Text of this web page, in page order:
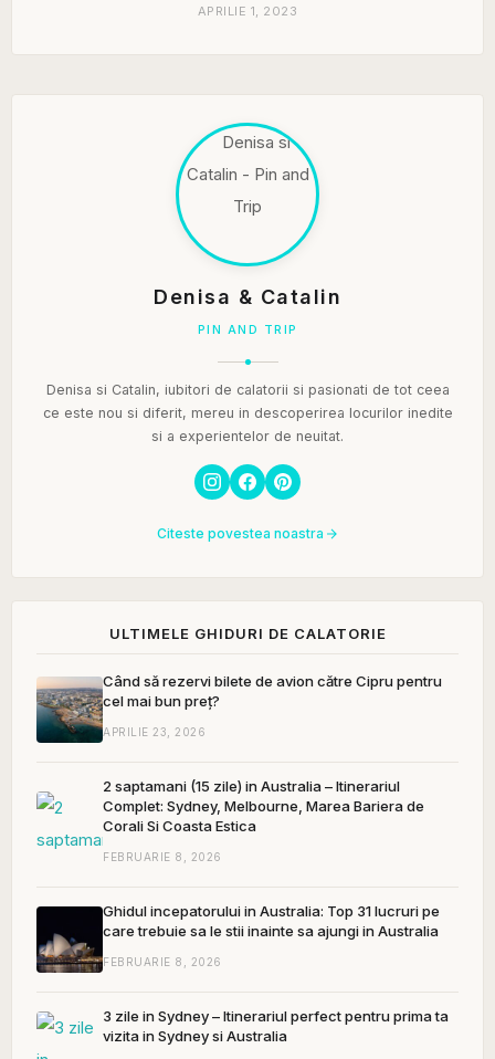
APRILIE 1, 2023
Denisa & Catalin
PIN AND TRIP
Denisa si Catalin, iubitori de calatorii si pasionati de tot ceea
ce este nou si diferit, mereu in descoperirea locurilor inedite
si a experientelor de neuitat.
Citeste povestea noastra
ULTIMELE GHIDURI DE CALATORIE
Când să rezervi bilete de avion către Cipru pentru
cel mai bun preț?
APRILIE 23, 2026
2 saptamani (15 zile) in Australia – Itinerariul
Complet: Sydney, Melbourne, Marea Bariera de
Corali Si Coasta Estica
FEBRUARIE 8, 2026
Ghidul incepatorului in Australia: Top 31 lucruri pe
care trebuie sa le stii inainte sa ajungi in Australia
FEBRUARIE 8, 2026
3 zile in Sydney – Itinerariul perfect pentru prima ta
vizita in Sydney si Australia